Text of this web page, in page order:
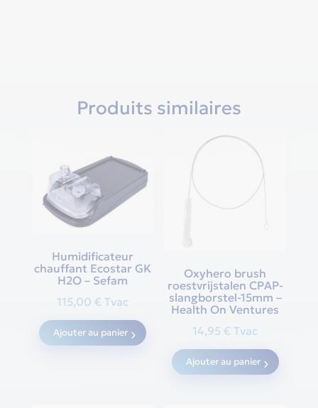
Produits similaires
Humidificateur
chauffant Ecostar GK
H2O – Sefam
115,00€ Tvac
Ajouter au panier
Oxyhero brush
roestvrijstalen CPAP-
slangborstel-15mm –
Health On Ventures
14,95€ Tvac
Ajouter au panier